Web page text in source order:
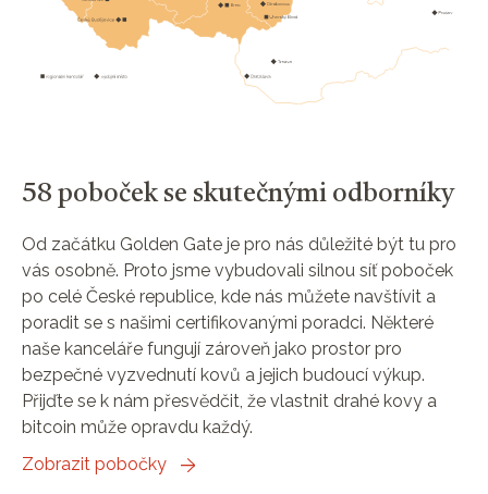
58 poboček se skutečnými odborníky
Od začátku Golden Gate je pro nás důležité být tu pro
vás osobně. Proto jsme vybudovali silnou síť poboček
po celé České republice, kde nás můžete navštívit a
poradit se s našimi certifikovanými poradci. Některé
naše kanceláře fungují zároveň jako prostor pro
bezpečné vyzvednutí kovů a jejich budoucí výkup.
Přijďte se k nám přesvědčit, že vlastnit drahé kovy a
bitcoin může opravdu každý.
Zobrazit pobočky